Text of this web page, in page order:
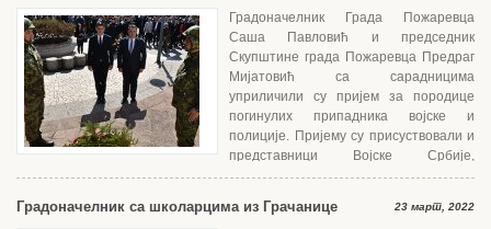
Градоначелник Града Пожаревца
Саша Павловић и председник
Скупштине града Пожаревца Предраг
Мијатовић са сарадницима
уприличили су пријем за породице
погинулих припадника војске и
полиције. Пријему су присуствовали и
представници Војске Србије,
Безбедносно информативне агенције...
Градоначелник са школарцима из Грачанице 23 март, 2022